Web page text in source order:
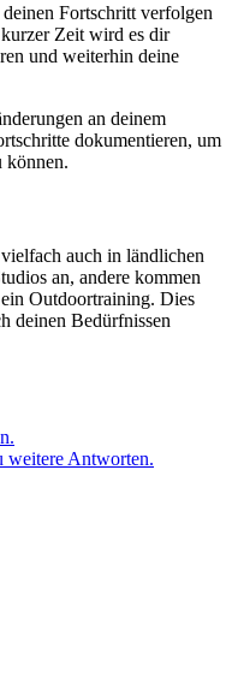
Fortschritt verfolgen
Zeit wird es dir
und weiterhin deine
an deinem
dokumentieren, um
können.
auch in ländlichen
an, andere kommen
Outdoortraining. Dies
deinen Bedürfnissen
weitere Antworten.